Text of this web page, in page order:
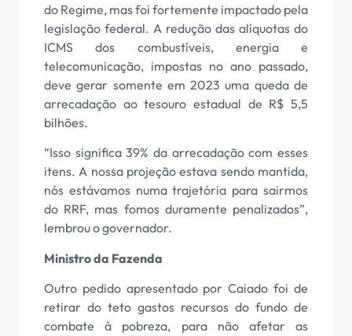
do Regime, mas foi fortemente impactado pela
legislação federal. A redução das alíquotas do
ICMS dos combustíveis, energia e
telecomunicação, impostas no ano passado,
deve gerar somente em 2023 uma queda de
arrecadação ao tesouro estadual de R$ 5,5
bilhões.
“Isso significa 39% da arrecadação com esses
itens. A nossa projeção estava sendo mantida,
nós estávamos numa trajetória para sairmos
do RRF, mas fomos duramente penalizados”,
lembrou o governador.
Ministro da Fazenda
Outro pedido apresentado por Caiado foi de
retirar do teto gastos recursos do fundo de
combate à pobreza, para não afetar as